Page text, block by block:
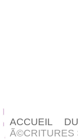
ACCUEIL
Ã©CRITURES